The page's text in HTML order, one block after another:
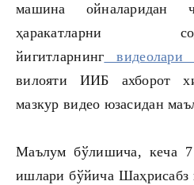
машина ойналаридан
ҳаракатларни
йигитларнинг видеолари
вилояти ИИБ ахборот
мазкур видео юзасидан
Маълум бўлишича, кеча
ишлари бўйича Шаҳрисабз